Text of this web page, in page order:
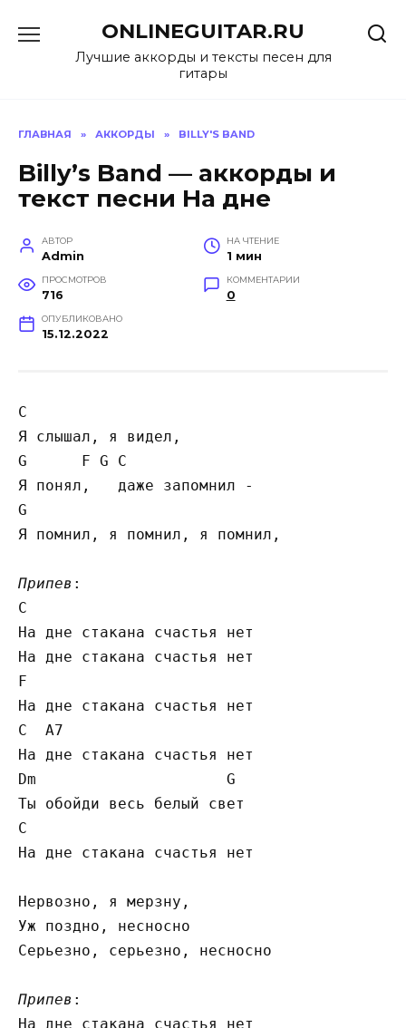
содержанию
ONLINEGUITAR.RU
Лучшие аккорды и тексты песен для
гитары
ГЛАВНАЯ » АККОРДЫ » BILLY'S BAND
Billy’s Band — аккорды и
текст песни На дне
АВТОР
Admin
НА ЧТЕНИЕ
1 мин
ПРОСМОТРОВ
716
КОММЕНТАРИИ
0
ОПУБЛИКОВАНО
15.12.2022
C
Я слышал, я видел,
G      F G C
Я понял,   даже запомнил -
G
Я помнил, я помнил, я помнил,
Припев :
C
На дне стакана счастья нет
На дне стакана счастья нет
F
На дне стакана счастья нет
C  A7
На дне стакана счастья нет
Dm                     G
Ты обойди весь белый свет
C
На дне стакана счастья нет
Нервозно, я мерзну,
Уж поздно, несносно
Серьезно, серьезно, несносно
Припев :
На дне стакана счастья нет